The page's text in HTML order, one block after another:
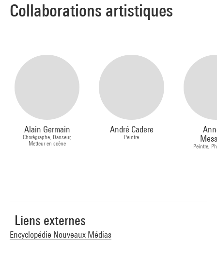
Collaborations artistiques
Alain Germain
Chorégraphe, Danseur,
Metteur en scène
André Cadere
Peintre
Peintre,
Liens externes
Encyclopédie Nouveaux Médias